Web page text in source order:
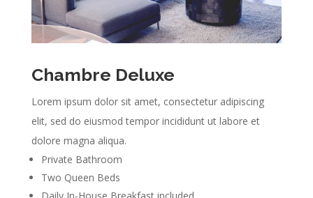
Chambre Deluxe
Lorem ipsum dolor sit amet, consectetur adipiscing
elit, sed do eiusmod tempor incididunt ut labore et
dolore magna aliqua.
Private Bathroom
Two Queen Beds